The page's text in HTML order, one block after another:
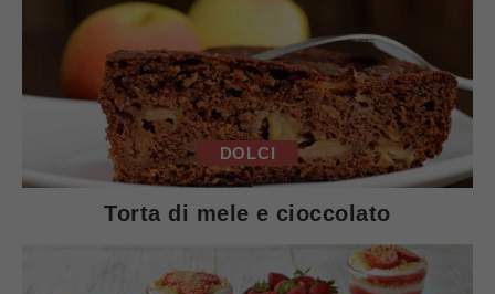
DOLCI
Torta di mele e cioccolato